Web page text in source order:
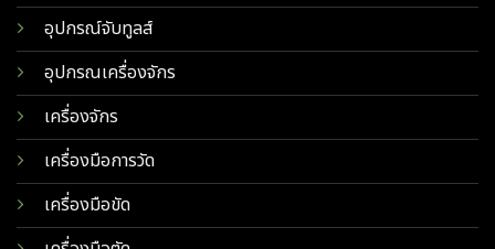
อุปกรณ์จับทูลส์
อุปกรณเครื่องจักร
เครื่องจักร
เครื่องมือการวัด
เครื่องมือขัด